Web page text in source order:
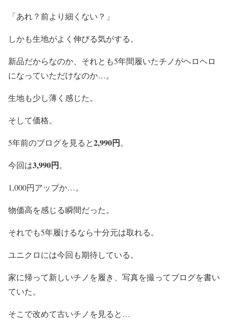
「あれ？前より細くない？」
しかも生地がよく伸びる気がする。
新品だからなのか、それとも5年間履いたチノがヘロヘロ
になっていただけなのか…。
生地も少し薄く感じた。
そして価格。
5年前のブログを見ると2,990円。
今回は3,990円。
1,000円アップか…。
物価高を感じる瞬間だった。
それでも5年履けるなら十分元は取れる。
ユニクロには今回も期待している。
家に帰って新しいチノを履き、写真を撮ってブログを書い
ていた。
そこで改めて古いチノを見ると…